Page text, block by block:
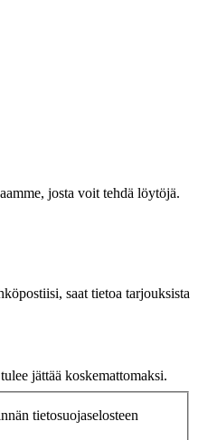
josta voit tehdä löytöjä.
saat tietoa tarjouksista
jättää koskemattomaksi.
tietosuojaselosteen